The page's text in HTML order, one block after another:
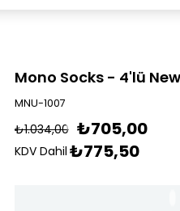
Mono Socks - 4'lü
MNU-1007
₺1.034,00 ₺705,00
KDV Dahil ₺775,50